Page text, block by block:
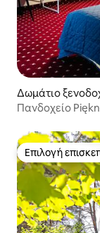
Δωμάτιο
Πανδοχείο
Επιλογή
Επιλογή